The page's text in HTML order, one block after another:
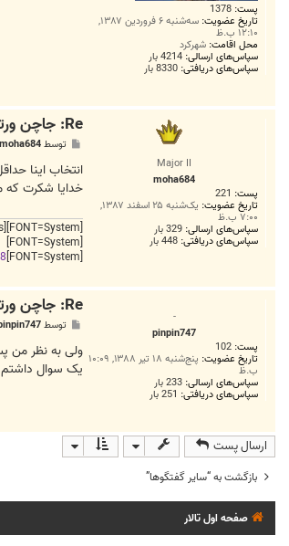
پست: 1378
تاریخ عضویت: سه‌شنبه ۶ فروردین ۱۳۸۷,
۱۲:۱۰ ب.ظ
محل اقامت: شهرکرد
سپاس‌های ارسالی: 4214 بار
سپاس‌های دریافتی: 8330 بار
Major II
moha684
پست: 221
تاریخ عضویت: یک‌شنبه ۲۵ اسفند ۱۳۸۷,
۷:۰۰ ب.ظ
سپاس‌های ارسالی: 329 بار
سپاس‌های دریافتی: 448 بار
Re: جاچن ورتسن زيباترين پسر 19 ساله دنيا!
ت
توسطmoha684
انتخاب اینا
خدایا شکرت که
[FONT=System]
[External Link Removed for Guests]
[FONT=System]
[FONT=System]
-
pinpin747
پست: 102
تاریخ عضویت: پنج‌شنبه ۱۸ تیر ۱۳۸۸, ۱۰:۰۹
ب.ظ
سپاس‌های ارسالی: 233 بار
سپاس‌های دریافتی: 251 بار
Re: جاچن ورتسن زيباترين پسر 19 ساله دنيا!
ت
توسط
ولی به نظر
یک سوال
ارسال پست
بازگشت به “ساير گفتگوها”
صفحه اول تالار